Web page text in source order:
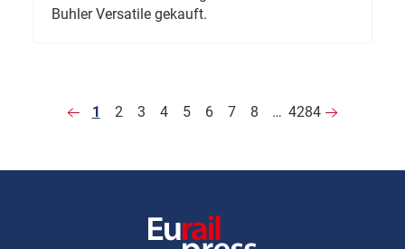
Buhler Versatile gekauft.
1 2 3 4 5 6 7 8 … 4284